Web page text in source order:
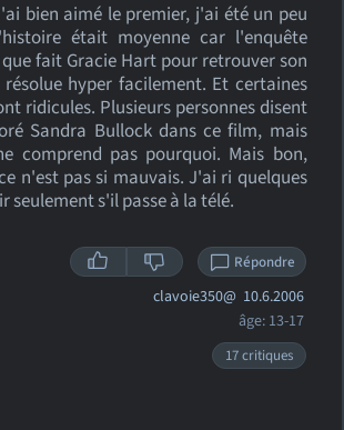
bien aimé le premier, j'ai été un peu
était moyenne car l'enquête
fait Gracie Hart pour retrouver son
hyper facilement. Et certaines
ridicules. Plusieurs personnes disent
Sandra Bullock dans ce film, mais
comprend pas pourquoi. Mais bon,
n'est pas si mauvais. J'ai ri quelques
seulement s'il passe à la télé.
Répondre
clavoie350@ 10.6.2006
âge: 13-17
17 critiques